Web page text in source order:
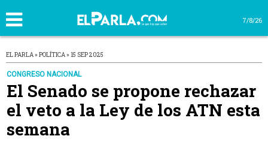
7/8/26
EL PARLA » POLÍTICA » 15 SEP 2025
CONGRESO NACIONAL
El Senado se propone rechazar
el veto a la Ley de los ATN esta
semana